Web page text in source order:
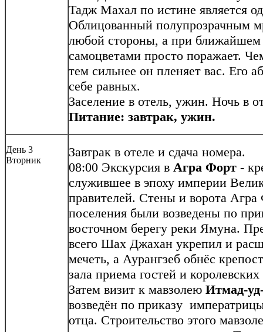
Тадж Махал по истине является
Облицованный полупрозрачным
любой стороны, а при ближайшем
самоцветами просто поражает.
тем сильнее он пленяет вас. Его
себе равных.
Заселение в отель, ужин. Ночь в
Питание: завтрак, ужин.
День 3
Вторник
Завтрак в отеле и сдача номера.
08:00 Экскурсия в Агра Форт -
служившее в эпоху империи
правителей. Стены и ворота
поселения были возведены по
восточном берегу реки Ямуна.
всего Шах Джахан укрепил и
мечеть, а Аурангзеб обнёс
зала приема гостей и
Затем визит к мавзолею Итмад-
возведён по приказу
отца. Строительство этого